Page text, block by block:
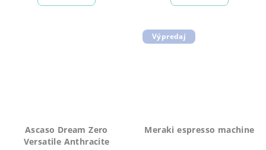
Ascaso Dream Zero
Versatile Anthracite
Výpredaj
Meraki espresso machine